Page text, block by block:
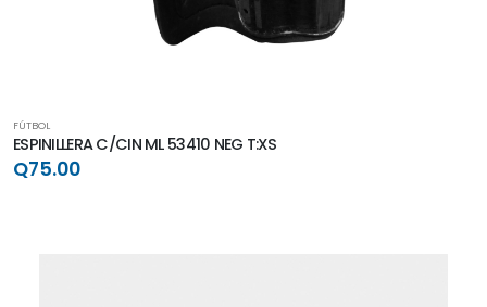
FÚTBOL
ESPINILLERA C/CIN ML 53410 NEG T:XS
Q75.00